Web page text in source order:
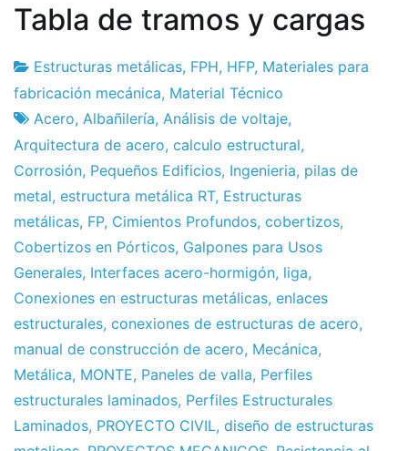
Tabla de tramos y cargas
Fábrica
de
proyectos
3
de
May
de
2013
Estructuras metálicas, FPH, HFP, Materiales para
fabricación mecánica, Material Técnico
Acero, Albañilería, Análisis de voltaje,
Arquitectura de acero, calculo estructural,
Corrosión, Pequeños Edificios, Ingenieria, pilas de
metal, estructura metálica RT, Estructuras
metálicas, FP, Cimientos Profundos, cobertizos,
Cobertizos en Pórticos, Galpones para Usos
Generales, Interfaces acero-hormigón, liga,
Conexiones en estructuras metálicas, enlaces
estructurales, conexiones de estructuras de acero,
manual de construcción de acero, Mecánica,
Metálica, MONTE, Paneles de valla, Perfiles
estructurales laminados, Perfiles Estructurales
Laminados, PROYECTO CIVIL, diseño de estructuras